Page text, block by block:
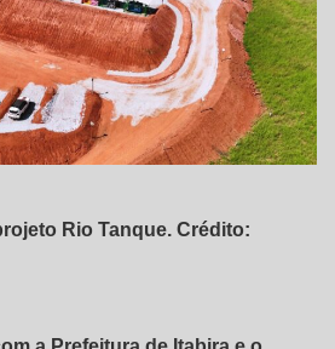
Rio Tanque. Crédito: